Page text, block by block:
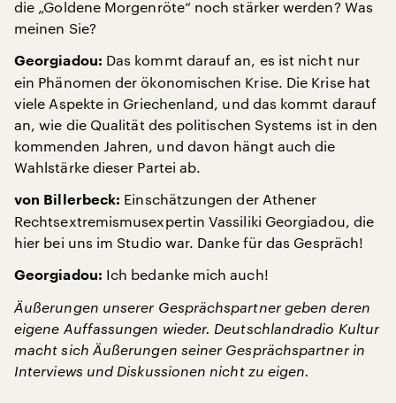
die „Goldene Morgenröte“ noch stärker werden? Was
meinen Sie?
Georgiadou: Das kommt darauf an, es ist nicht nur
ein Phänomen der ökonomischen Krise. Die Krise hat
viele Aspekte in Griechenland, und das kommt darauf
an, wie die Qualität des politischen Systems ist in den
kommenden Jahren, und davon hängt auch die
Wahlstärke dieser Partei ab.
von Billerbeck: Einschätzungen der Athener
Rechtsextremismusexpertin Vassiliki Georgiadou, die
hier bei uns im Studio war. Danke für das Gespräch!
Georgiadou: Ich bedanke mich auch!
Äußerungen unserer Gesprächspartner geben deren
eigene Auffassungen wieder. Deutschlandradio Kultur
macht sich Äußerungen seiner Gesprächspartner in
Interviews und Diskussionen nicht zu eigen.